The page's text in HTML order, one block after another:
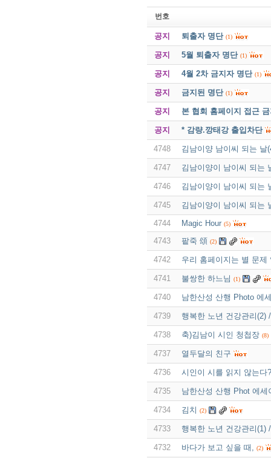
번호
공지 퇴출자 명단 (1)
공지 5월 퇴출자 명단 (1)
공지 4월 2차 금지자 명단 (1)
공지 금지된 명단 (1)
공지 본 협회 홈페이지 접근
공지 * 감량.깡태강 출입차단
4748 김남이양 남이씨 되는 날
4747 김남이양이 남이씨 되는
4746 김남이양이 남이씨 되는
4745
김남이양이 남이씨 되는
4744
Magic Hour (5)
4743 팥죽 頌 (2)
4742 우리 홈페이지는 별 문제
4741 불쌍한 하느님 (1)
4740 남한산성 산행 Photo 에
4739 행복한 노년 건강관리(2)
4738 축)김남이 시인 청첩장 (8)
4737 열두달의 친구
4736 시인이 시를 읽지 않는다?
4735 남한산성 산행 Phot 에세
4734 김치 (2)
4733 행복한 노년 건강관리(1)
4732 바다가 보고 싶을 때, (2)